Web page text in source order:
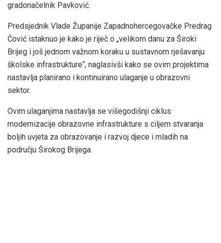
gradonačelnik Pavković.
Predsjednik Vlade Županije Zapadnohercegovačke Predrag
Čović istaknuo je kako je riječ o „velikom danu za Široki
Brijeg i još jednom važnom koraku u sustavnom rješavanju
školske infrastrukture“, naglasivši kako se ovim projektima
nastavlja planirano i kontinuirano ulaganje u obrazovni
sektor.
Ovim ulaganjima nastavlja se višegodišnji ciklus
modernizacije obrazovne infrastrukture s ciljem stvaranja
boljih uvjeta za obrazovanje i razvoj djece i mladih na
području Širokog Brijega.